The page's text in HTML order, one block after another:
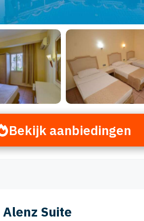
Bekijk aanbiedingen
Alenz Suite